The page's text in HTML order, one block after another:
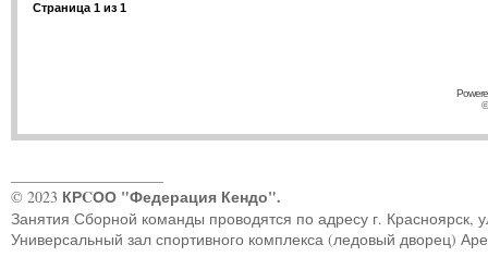
Страница 1 из 1
© 2023 КРCОО "Федерация Кендо".
Занятия Сборной команды проводятся по адресу г. Красноярск,
Универсальный зал спортивного комплекса (ледовый дворец)